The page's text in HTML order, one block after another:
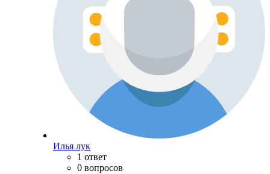
Илья лук
1 ответ
0 вопросов